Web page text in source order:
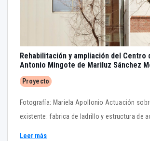
Rehabilitación y ampliación del Centro
Antonio Mingote de Mariluz Sánchez
arquitectos
Proyecto
Fotografía: Mariela Apollonio Actuación
existente: fabrica de ladrillo y estructura de
Leer más